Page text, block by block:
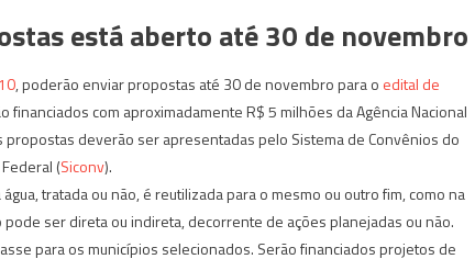
está aberto até 30 de novembro
, poderão enviar propostas até 30 de novembro para o edital de
com aproximadamente R$ 5 milhões da Agência Nacional
propostas deverão ser apresentadas pelo Sistema de Convênios do
(Siconv).
tratada ou não, é reutilizada para o mesmo ou outro fim, como na
ser direta ou indireta, decorrente de ações planejadas ou não.
para os municípios selecionados. Serão financiados projetos de